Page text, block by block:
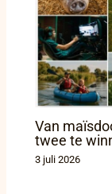
Van
twee te
3 juli 2026